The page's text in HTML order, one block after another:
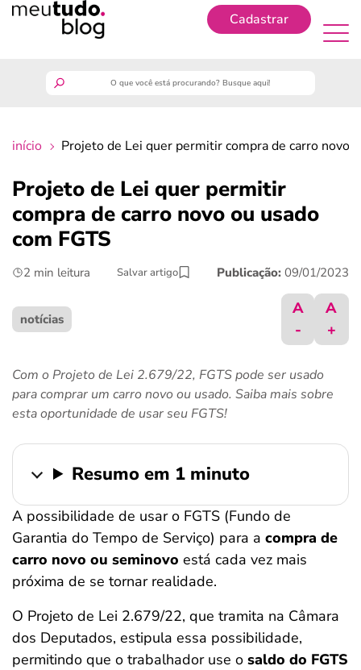
Cadastrar
finanças
benefícios
últimas notícias
ferramentas
início Projeto de Lei quer permitir compra de carro novo
Projeto de Lei quer permitir
compra de carro novo ou usado
com FGTS
2 min leitura Salvar artigo Publicação: 09/01/2023
notícias
A
-
A
+
Com o Projeto de Lei 2.679/22, FGTS pode ser usado
para comprar um carro novo ou usado. Saiba mais sobre
esta oportunidade de usar seu FGTS!
Resumo em 1 minuto
A possibilidade de usar o FGTS (Fundo de
Garantia do Tempo de Serviço) para a compra de
carro novo ou seminovo está cada vez mais
próxima de se tornar realidade.
O Projeto de Lei 2.679/22, que tramita na Câmara
dos Deputados, estipula essa possibilidade,
permitindo que o trabalhador use o saldo do FGTS